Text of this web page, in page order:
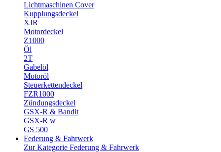
Lichtmaschinen Cover
Kupplungsdeckel
XJR
Motordeckel
Z1000
Öl
2T
Gabelöl
Motoröl
Steuerkettendeckel
FZR1000
Zündungsdeckel
GSX-R & Bandit
GSX-R w
GS 500
Federung & Fahrwerk
Zur Kategorie Federung & Fahrwerk